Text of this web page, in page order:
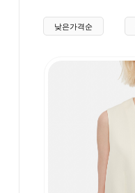
상품 정렬낮은가격순